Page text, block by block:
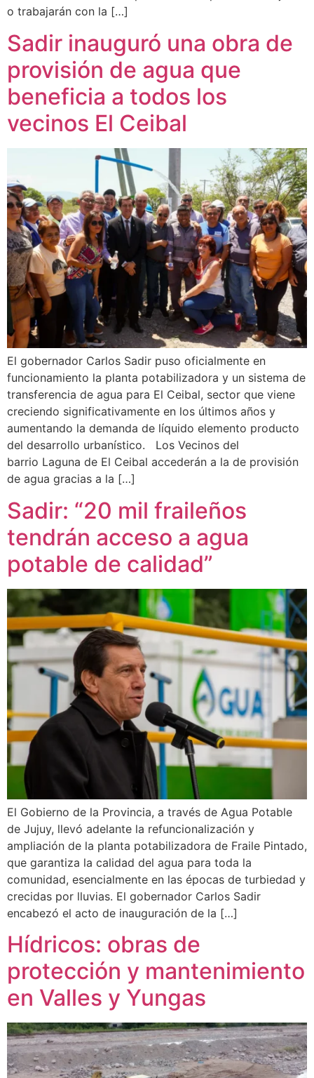
o trabajarán con la […]
Sadir inauguró una obra de
provisión de agua que
beneficia a todos los
vecinos El Ceibal
El gobernador Carlos Sadir puso oficialmente en
funcionamiento la planta potabilizadora y un sistema de
transferencia de agua para El Ceibal, sector que viene
creciendo significativamente en los últimos años y
aumentando la demanda de líquido elemento producto
del desarrollo urbanístico. Los Vecinos del
barrio Laguna de El Ceibal accederán a la de provisión
de agua gracias a la […]
Sadir: “20 mil fraileños
tendrán acceso a agua
potable de calidad”
El Gobierno de la Provincia, a través de Agua Potable
de Jujuy, llevó adelante la refuncionalización y
ampliación de la planta potabilizadora de Fraile Pintado,
que garantiza la calidad del agua para toda la
comunidad, esencialmente en las épocas de turbiedad y
crecidas por lluvias. El gobernador Carlos Sadir
encabezó el acto de inauguración de la […]
Hídricos: obras de
protección y mantenimiento
en Valles y Yungas